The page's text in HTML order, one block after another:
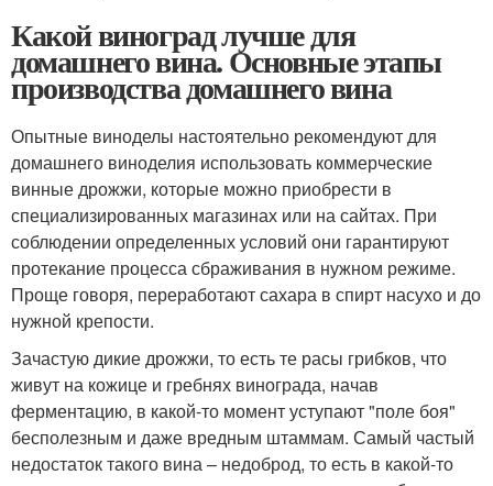
Какой виноград лучше для
домашнего вина. Основные этапы
производства домашнего вина
Опытные виноделы настоятельно рекомендуют для
домашнего виноделия использовать коммерческие
винные дрожжи, которые можно приобрести в
специализированных магазинах или на сайтах. При
соблюдении определенных условий они гарантируют
протекание процесса сбраживания в нужном режиме.
Проще говоря, переработают сахара в спирт насухо и до
нужной крепости.
Зачастую дикие дрожжи, то есть те расы грибков, что
живут на кожице и гребнях винограда, начав
ферментацию, в какой-то момент уступают "поле боя"
бесполезным и даже вредным штаммам. Самый частый
недостаток такого вина – недоброд, то есть в какой-то